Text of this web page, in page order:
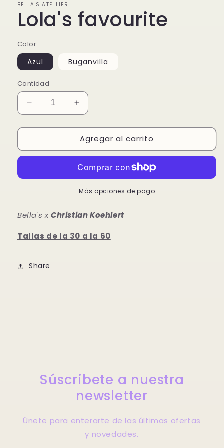
BELLA'S ATELLIER
Lola's favourite
Color
Azul Buganvilla
Cantidad
Reducir
cantidad
para
favourite
Aumentar
cantidad
para
Lola&#39;s
favourite
Agregar al carrito
Más opciones de pago
Bella's x Christian Koehlert
Tallas de la 30 a la 60
Share
Súscribete a nuestra
newsletter
Únete para enterarte de las últimas ofertas
y novedades.